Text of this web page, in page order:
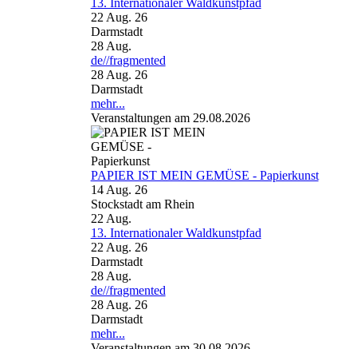
13. Internationaler Waldkunstpfad
22 Aug. 26
Darmstadt
28 Aug.
de//fragmented
28 Aug. 26
Darmstadt
mehr...
Veranstaltungen am 29.08.2026
PAPIER IST MEIN GEMÜSE - Papierkunst
14 Aug. 26
Stockstadt am Rhein
22 Aug.
13. Internationaler Waldkunstpfad
22 Aug. 26
Darmstadt
28 Aug.
de//fragmented
28 Aug. 26
Darmstadt
mehr...